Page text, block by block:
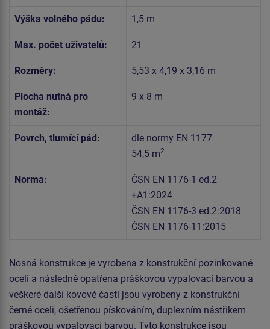
Výška volného pádu: 1,5 m
Max. počet uživatelů: 21
Rozměry: 5,53 x 4,19 x 3,16 m
Plocha nutná pro
montáž:
9 x 8 m
Povrch, tlumící pád:
dle normy EN 1177
54,5 m2
Norma:
ČSN EN 1176-1 ed.2
+A1:2024
ČSN EN 1176-3 ed.2:2018
ČSN EN 1176-11:2015
Nosná konstrukce je vyrobena z konstrukční pozinkované
oceli a následně opatřena práškovou vypalovací barvou a
veškeré další kovové časti jsou vyrobeny z konstrukční
černé oceli, ošetřenou pískováním, duplexním nástřikem
práškovou vypalovací barvou. Tyto konstrukce jsou